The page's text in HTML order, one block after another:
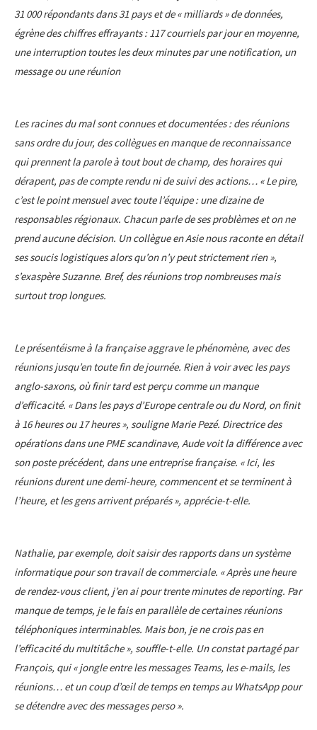
31 000 répondants dans 31 pays et de « milliards » de données,
égrène des chiffres effrayants : 117 courriels par jour en moyenne,
une interruption toutes les deux minutes par une notification, un
message ou une réunion
Les racines du mal sont connues et documentées : des réunions
sans ordre du jour, des collègues en manque de reconnaissance
qui prennent la parole à tout bout de champ, des horaires qui
dérapent, pas de compte rendu ni de suivi des actions… « Le pire,
c’est le point mensuel avec toute l’équipe : une dizaine de
responsables régionaux. Chacun parle de ses problèmes et on ne
prend aucune décision. Un collègue en Asie nous raconte en détail
ses soucis logistiques alors qu’on n’y peut strictement rien »,
s’exaspère Suzanne. Bref, des réunions trop nombreuses mais
surtout trop longues.
Le présentéisme à la française aggrave le phénomène, avec des
réunions jusqu’en toute fin de journée. Rien à voir avec les pays
anglo-saxons, où finir tard est perçu comme un manque
d’efficacité. « Dans les pays d’Europe centrale ou du Nord, on finit
à 16 heures ou 17 heures », souligne Marie Pezé. Directrice des
opérations dans une PME scandinave, Aude voit la différence avec
son poste précédent, dans une entreprise française. « Ici, les
réunions durent une demi-heure, commencent et se terminent à
l’heure, et les gens arrivent préparés », apprécie-t-elle.
Nathalie, par exemple, doit saisir des rapports dans un système
informatique pour son travail de commerciale. « Après une heure
de rendez-vous client, j’en ai pour trente minutes de reporting. Par
manque de temps, je le fais en parallèle de certaines réunions
téléphoniques interminables. Mais bon, je ne crois pas en
l’efficacité du multitâche », souffle-t-elle. Un constat partagé par
François, qui « jongle entre les messages Teams, les e-mails, les
réunions… et un coup d’œil de temps en temps au WhatsApp pour
se détendre avec des messages perso ».